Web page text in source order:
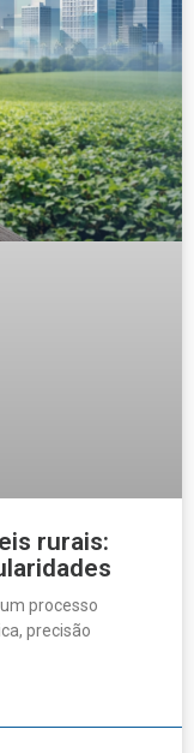
rurais:
processo
precisão